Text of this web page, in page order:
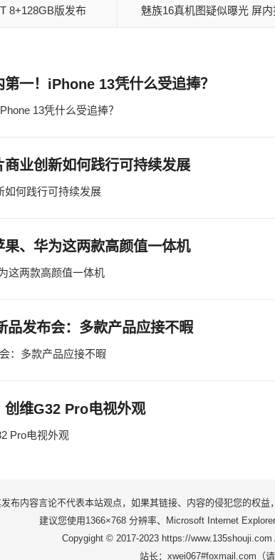
8+128GB版发布
魅族16真机图疑似曝光 屏
一！iPhone 13凭什么受追捧？
13凭什么受追捧？
业创新如何践行可持续发展
如何践行可持续发展
、华为这两款高颜值一体机
这两款高颜值一体机
品发布会：多款产品应接不暇
：多款产品应接不暇
创维G32 Pro电视外观
Pro电视外观
布内容言论不代表本站观点，如果其链接、内容的侵犯您的权
建议您使用1366×768 分辨率、Microsoft Internet
Copygight © 2017-2023 https://
站长：xwei067#foxmail.com（请